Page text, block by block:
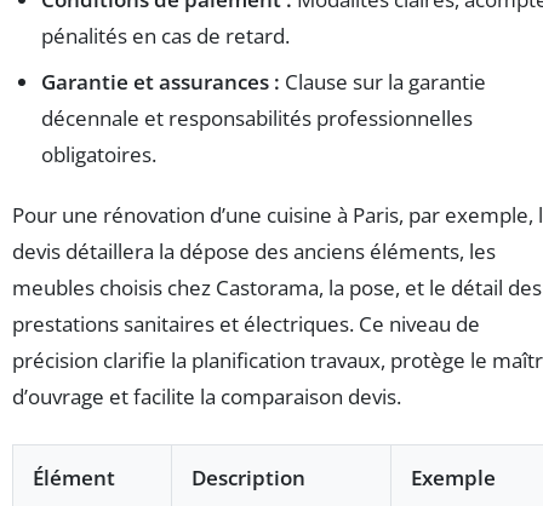
pénalités en cas de retard.
Garantie et assurances : Clause sur la garantie
décennale et responsabilités professionnelles
obligatoires.
Pour une rénovation d’une cuisine à Paris, par exemple,
devis détaillera la dépose des anciens éléments, les
meubles choisis chez Castorama, la pose, et le détail des
prestations sanitaires et électriques. Ce niveau de
précision clarifie la planification travaux, protège le
d’ouvrage et facilite la comparaison devis.
Élément Description Exemple